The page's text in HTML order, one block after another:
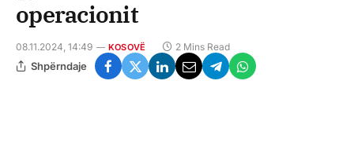
operacionit
08.11.2024, 14:49 KOSOVË 2 Mins Read
Shpërndaje